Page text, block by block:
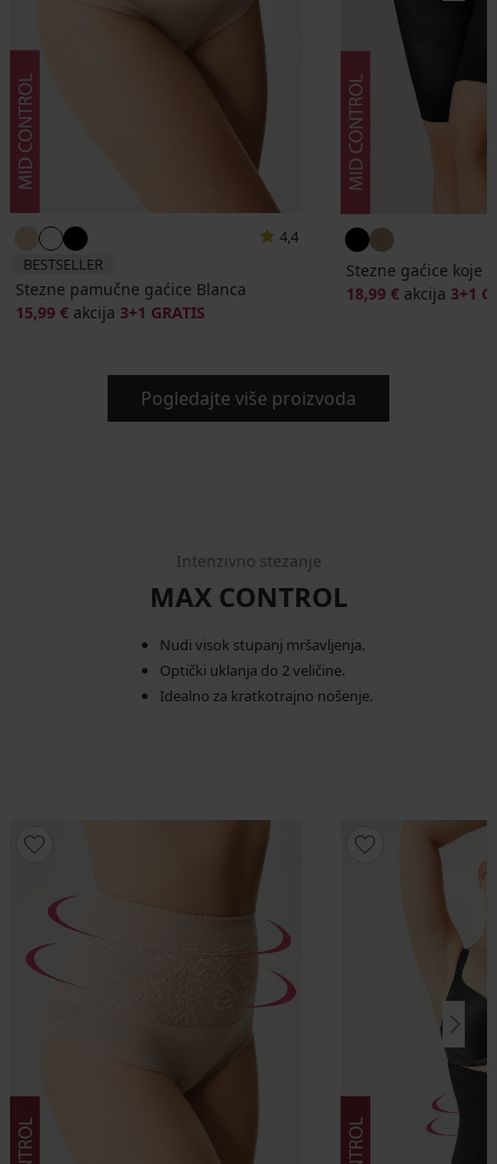
4,4
BESTSELLER
Stezne pamučne gaćice Blanca
15,99 € akcija 3+1 GRATIS
Stezne gaćice koje
18,99 € akcija 3+1
Pogledajte više proizvoda
Intenzivno stezanje
MAX CONTROL
Nudi visok stupanj mršavljenja.
Optički uklanja do 2 veličine.
Idealno za kratkotrajno nošenje.